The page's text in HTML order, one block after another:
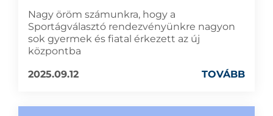
Nagy öröm számunkra, hogy a
Sportágválasztó rendezvényünkre nagyon
sok gyermek és fiatal érkezett az új
központba
2025.09.12
TOVÁBB